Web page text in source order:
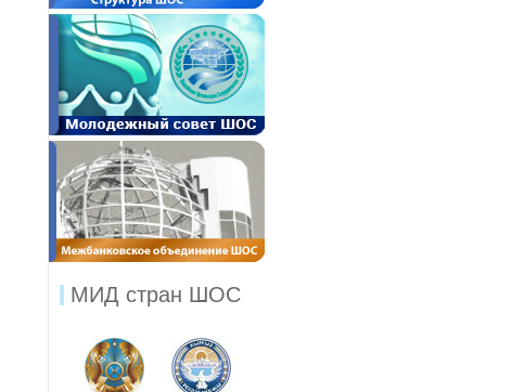
МИД стран ШОС